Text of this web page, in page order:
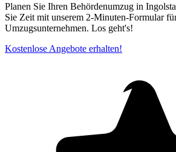
Planen Sie Ihren Behördenumzug in
Sie Zeit mit unserem 2-Minuten-Formular
Umzugsunternehmen. Los geht's!
Kostenlose Angebote erhalten!